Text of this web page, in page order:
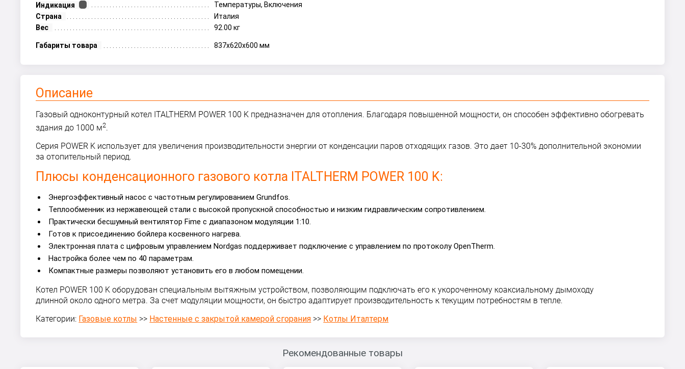
Индикация
Температуры, Включения
Страна
Италия
Вес
92.00 кг
Габариты товара 837x620x600 мм
Описание
Газовый одноконтурный котел ITALTHERM POWER 100 K предназначен для отопления. Благодаря повышенной мощности, он способен эффективно обогревать
здания до 1000 м2.
Серия POWER K использует для увеличения производительности энергии от конденсации паров отходящих газов. Это дает 10-30% дополнительной экономии
за отопительный период.
Плюсы конденсационного газового котла ITALTHERM POWER 100 K:
Энергоэффективный насос с частотным регулированием Grundfos.
Теплообменник из нержавеющей стали с высокой пропускной способностью и низким гидравлическим сопротивлением.
Практически бесшумный вентилятор Fime с диапазоном модуляции 1:10.
Готов к присоединению бойлера косвенного нагрева.
Электронная плата с цифровым управлением Nordgas поддерживает подключение с управлением по протоколу OpenTherm.
Настройка более чем по 40 параметрам.
Компактные размеры позволяют установить его в любом помещении.
Котел POWER 100 K оборудован специальным вытяжным устройством, позволяющим подключать его к укороченному коаксиальному дымоходу
длинной около одного метра. За счет модуляции мощности, он быстро адаптирует производительность к текущим потребностям в тепле.
Категории: Газовые котлы >> Настенные с закрытой камерой сгорания >> Котлы Италтерм
Рекомендованные товары